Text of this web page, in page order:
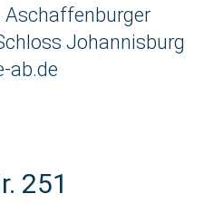
Aschaffenburger
Johannisburg
ab.de
251